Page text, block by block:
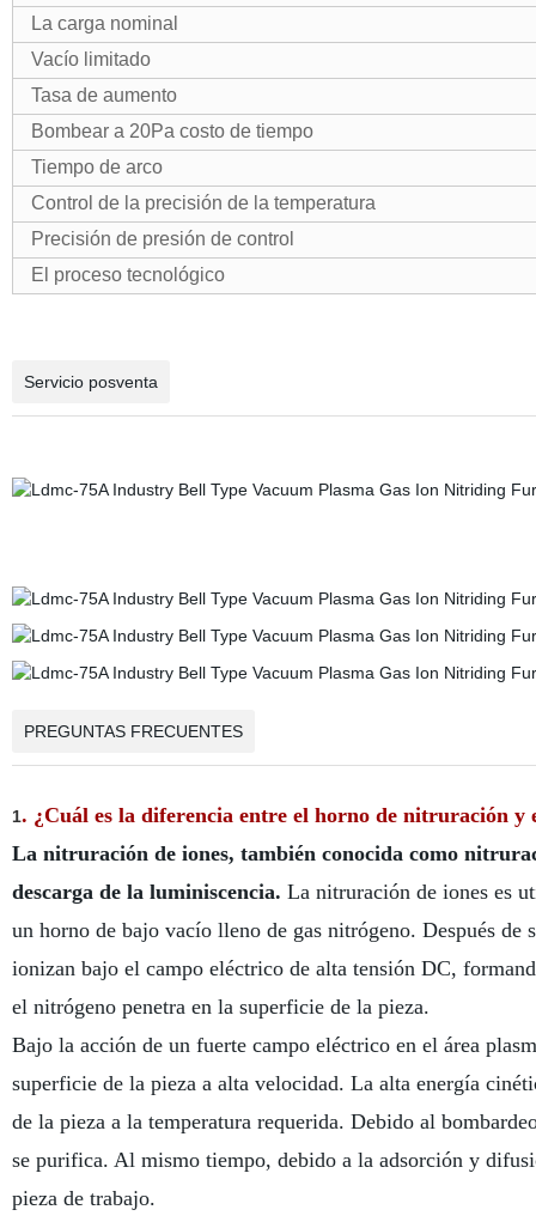
La carga nominal
Vacío limitado
Tasa de aumento
Bombear a 20Pa costo de tiempo
Tiempo de arco
Control de la precisión de la temperatura
Precisión de presión de control
El proceso tecnológico
Servicio posventa
PREGUNTAS FRECUENTES
1. ¿Cuál es la diferencia entre el horno de nitruración y
La nitruración de iones, también conocida como
descarga de la luminiscencia. La nitruración de iones es
un horno de bajo vacío lleno de gas nitrógeno. Después
ionizan bajo el campo eléctrico de alta tensión DC,
el nitrógeno penetra en la superficie de la pieza.
Bajo la acción de un fuerte campo eléctrico en el área
superficie de la pieza a alta velocidad. La alta energía
de la pieza a la temperatura requerida. Debido al
se purifica. Al mismo tiempo, debido a la adsorción y
pieza de trabajo.